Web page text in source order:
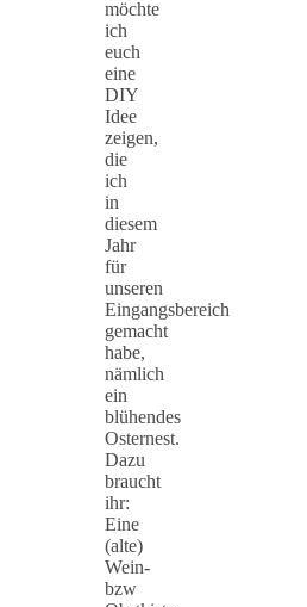
möchte
ich
euch
eine
DIY
Idee
zeigen,
die
ich
in
diesem
Jahr
für
unseren
Eingangsbereich
gemacht
habe,
nämlich
ein
blühendes
Osternest.
Dazu
braucht
ihr:
Eine
(alte)
Wein-
bzw